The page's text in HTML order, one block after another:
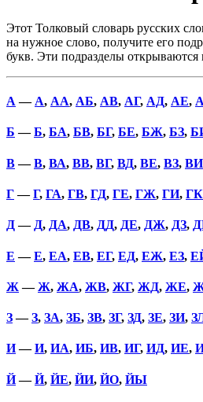
Этот Толковый словарь русских
на нужное слово, получите его
букв. Эти подразделы
А — А, АА, АБ, АВ, АГ, АД, АЕ,
Б —Б, БА, БВ, БГ, БЕ, БЖ, БЗ,
В—В, ВА, ВВ, ВГ, ВД, ВЕ, ВЗ, ВИ
Г—Г, ГА, ГВ, ГД, ГЕ, ГЖ, ГИ, ГК
Д— Д, ДА, ДВ, ДД, ДЕ, ДЖ, ДЗ,
Е —Е, ЕА, ЕВ, ЕГ, ЕД, ЕЖ, ЕЗ,
Ж —Ж, ЖА, ЖВ, ЖГ, ЖД, ЖЕ,
З—З, ЗА, ЗБ, ЗВ, ЗГ, ЗД, ЗЕ, ЗИ,
И—И, ИА, ИБ, ИВ, ИГ, ИД, ИЕ,
Й—Й, ЙЕ, ЙИ, ЙО, ЙЫ